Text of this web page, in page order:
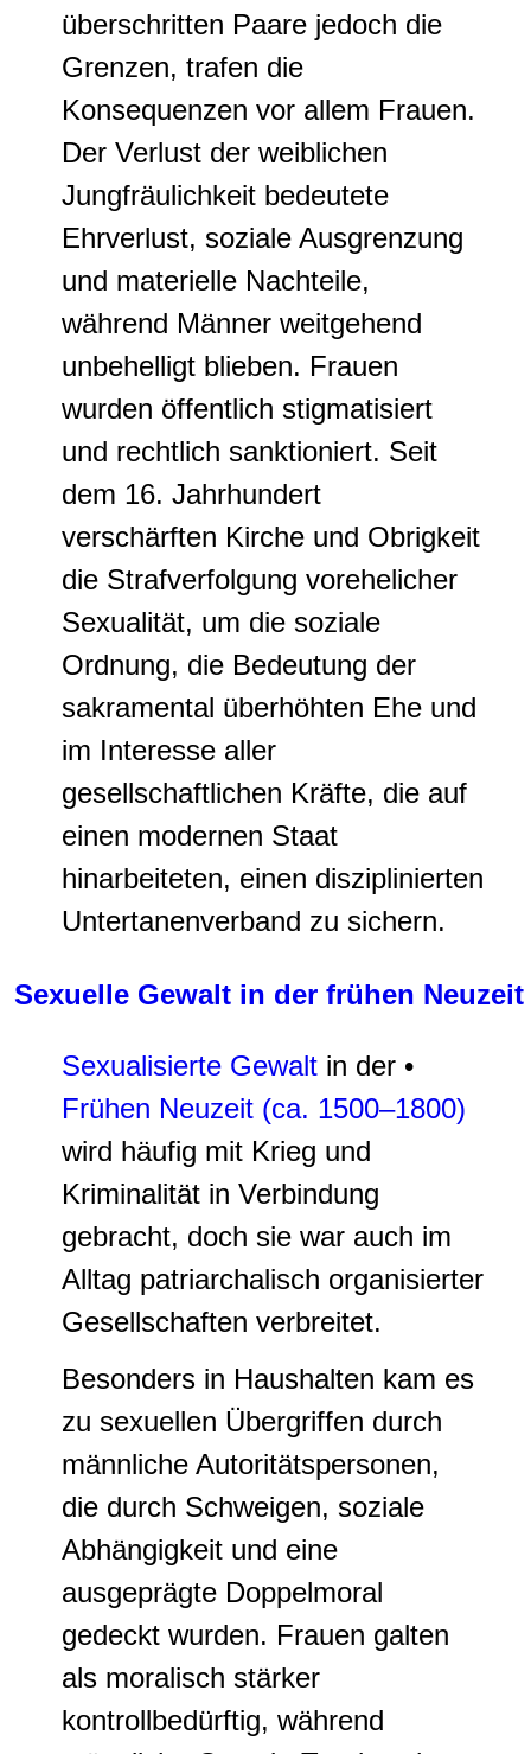
überschritten Paare jedoch die
Grenzen, trafen die
Konsequenzen vor allem Frauen.
Der Verlust der weiblichen
Jungfräulichkeit bedeutete
Ehrverlust, soziale Ausgrenzung
und materielle Nachteile,
während Männer weitgehend
unbehelligt blieben. Frauen
wurden öffentlich stigmatisiert
und rechtlich sanktioniert. Seit
dem 16. Jahrhundert
verschärften Kirche und Obrigkeit
die Strafverfolgung vorehelicher
Sexualität, um die soziale
Ordnung, die Bedeutung der
sakramental überhöhten Ehe und
im Interesse aller
gesellschaftlichen Kräfte, die auf
einen modernen Staat
hinarbeiteten, einen disziplinierten
Untertanenverband zu sichern.
Sexuelle Gewalt in der frühen Neuzeit
Sexualisierte Gewalt in der •
Frühen Neuzeit (ca. 1500–1800)
wird häufig mit Krieg und
Kriminalität in Verbindung
gebracht, doch sie war auch im
Alltag patriarchalisch organisierter
Gesellschaften verbreitet.
Besonders in Haushalten kam es
zu sexuellen Übergriffen durch
männliche Autoritätspersonen,
die durch Schweigen, soziale
Abhängigkeit und eine
ausgeprägte Doppelmoral
gedeckt wurden. Frauen galten
als moralisch stärker
kontrollbedürftig, während